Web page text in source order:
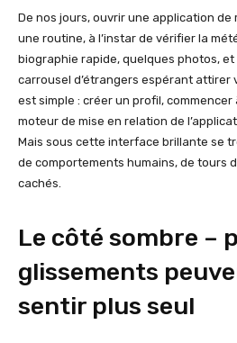
De nos jours, ouvrir une application
une routine, à l’instar de vérifier la
biographie rapide, quelques photos,
carrousel d’étrangers espérant attirer
est simple : créer un profil, commencer
moteur de mise en relation de
Mais sous cette interface brillante se
de comportements humains, de tours
cachés.
Le côté sombre –
glissements
sentir plus seul